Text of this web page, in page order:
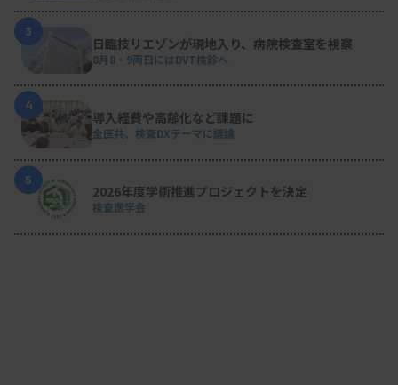
3
日臨技リエゾンが現地入り、病院検査室を視察
8月8・9両日にはDVT検診へ
4
導入経費や高齢化など課題に
全医共、検査DXテーマに議論
5
2026年度学術推進プロジェクトを決定
検査医学会